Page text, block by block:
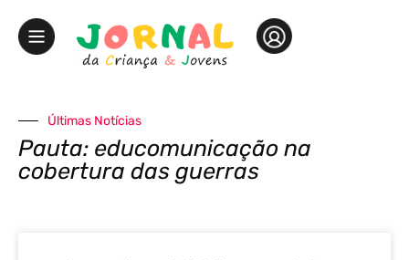
Últimas Notícias
Pauta: educomunicação na
cobertura das guerras